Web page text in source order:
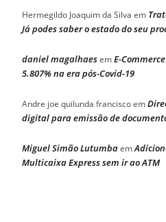
Hermegildo Joaquim da Silva em
Já podes saber o estado do seu
daniel magalhaesemE-
5.807% na era pós-Covid-19
Andre joe quilunda franciscoem
digital para emissão de
Miguel Simão Lutumbaem
Multicaixa Express sem ir ao ATM